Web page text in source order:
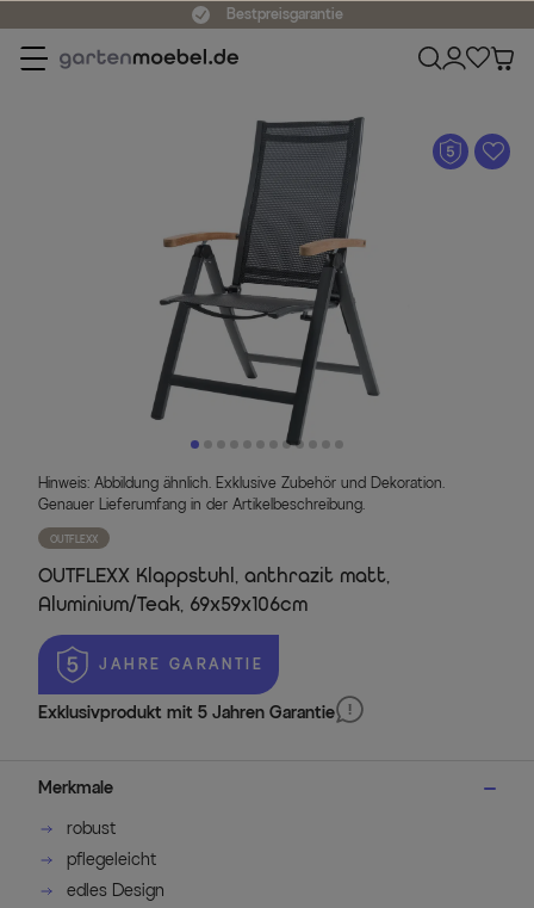
Bestpreisgarantie
A
Hinweis: Abbildung ähnlich. Exklusive Zubehör und Dekoration.
Genauer Lieferumfang in der Artikelbeschreibung.
OUTFLEXX
OUTFLEXX Klappstuhl, anthrazit matt,
Aluminium/Teak, 69x59x106cm
JAHRE GARANTIE
Exklusivprodukt mit 5 Jahren Garantie
Merkmale
robust
pflegeleicht
edles Design